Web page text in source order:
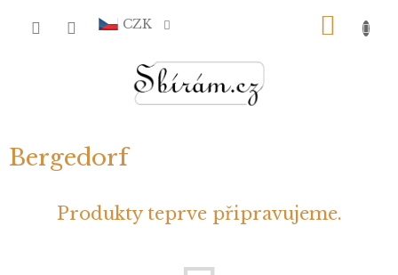
CZK
Bergedorf
Produkty teprve připravujeme.